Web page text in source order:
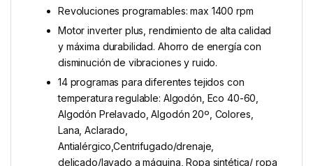
Revoluciones programables: max 1400 rpm
Motor inverter plus, rendimiento de alta calidad
y máxima durabilidad. Ahorro de energía con
disminución de vibraciones y ruido.
14 programas para diferentes tejidos con
temperatura regulable: Algodón, Eco 40-60,
Algodón Prelavado, Algodón 20º, Colores,
Lana, Aclarado,
Antialérgico,Centrifugado/drenaje,
delicado/lavado a máquina, Ropa sintética/ ropa